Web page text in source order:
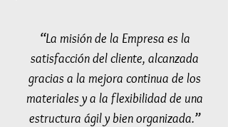
“La misión de la Empresa es la
satisfacción del cliente, alcanzada
gracias a la mejora continua de los
materiales y a la flexibilidad de una
estructura ágil y bien organizada.”